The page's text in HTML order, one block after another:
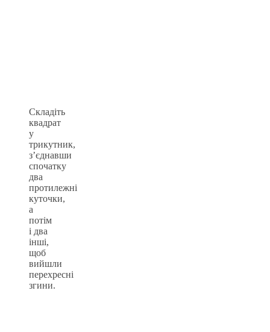
Складіть
квадрат
у
трикутник,
з’єднавши
спочатку
два
протилежні
куточки,
а
потім
і два
інші,
щоб
вийшли
перехресні
згини.